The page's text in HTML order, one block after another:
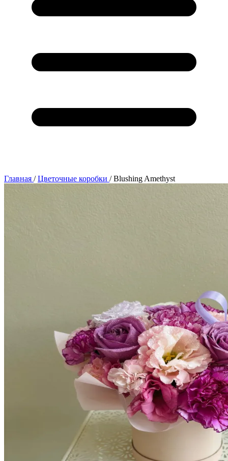
Главная / Цветочные коробки / Blushing Amethyst